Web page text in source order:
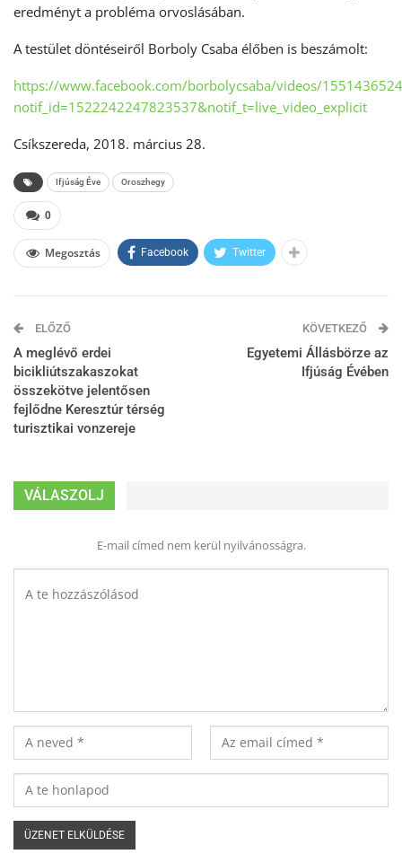
eredményt a probléma orvoslásában.
A testület döntéseiről Borboly Csaba élőben is beszámolt:
https://www.facebook.com/borbolycsaba/videos/
notif_id=1522242247823537&notif_t=live_video_explicit
Csíkszereda, 2018. március 28.
Ifjúság Éve Oroszhegy
0
Megosztás Facebook Twitter
ELŐZŐ
A meglévő erdei
bicikliútszakaszokat
összekötve jelentősen
fejlődne Keresztúr térség
turisztikai vonzereje
KÖVETKEZŐ
Egyetemi Állásbörze az
Ifjúság Évében
VÁLASZOLJ
E-mail címed nem kerül nyilvánosságra.